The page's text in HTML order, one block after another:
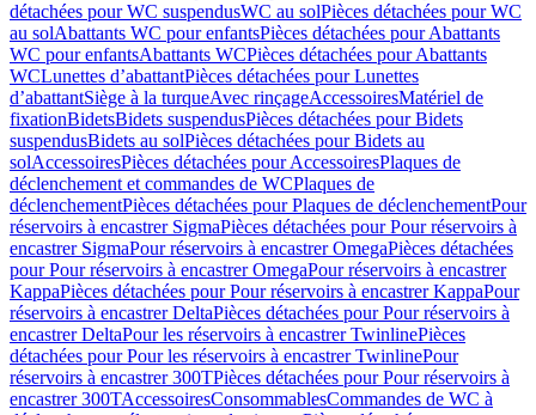
détachées pour WC suspendusWC au solPièces détachées pour WC
au solAbattants WC pour enfantsPièces détachées pour Abattants
WC pour enfantsAbattants WCPièces détachées pour Abattants
WCLunettes d’abattantPièces détachées pour Lunettes
d’abattantSiège à la turqueAvec rinçageAccessoiresMatériel de
fixationBidetsBidets suspendusPièces détachées pour Bidets
suspendusBidets au solPièces détachées pour Bidets au
solAccessoiresPièces détachées pour AccessoiresPlaques de
déclenchement et commandes de WCPlaques de
déclenchementPièces détachées pour Plaques de déclenchementPour
réservoirs à encastrer SigmaPièces détachées pour Pour réservoirs à
encastrer SigmaPour réservoirs à encastrer OmegaPièces détachées
pour Pour réservoirs à encastrer OmegaPour réservoirs à encastrer
KappaPièces détachées pour Pour réservoirs à encastrer KappaPour
réservoirs à encastrer DeltaPièces détachées pour Pour réservoirs à
encastrer DeltaPour les réservoirs à encastrer TwinlinePièces
détachées pour Pour les réservoirs à encastrer TwinlinePour
réservoirs à encastrer 300TPièces détachées pour Pour réservoirs à
encastrer 300TAccessoiresConsommablesCommandes de WC à